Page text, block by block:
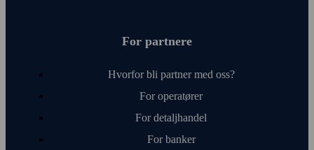
For partnere
Hvorfor bli partner med oss?
For operatører
For detalj­handel
For banker